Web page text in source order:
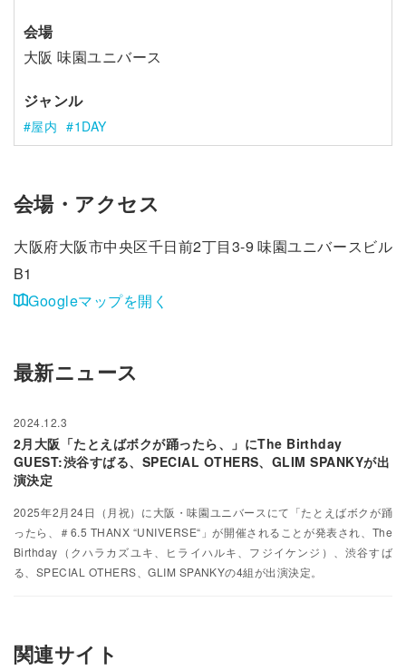
会場
大阪 味園ユニバース
ジャンル
屋内 1DAY
会場・アクセス
大阪府大阪市中央区千日前2丁目3-9 味園ユニバースビル
B1
Googleマップを開く
最新ニュース
2024.12.3
2月大阪「たとえばボクが踊ったら、」にThe Birthday
GUEST:渋谷すばる、SPECIAL OTHERS、GLIM SPANKYが出
演決定
2025年2月24日（月祝）に大阪・味園ユニバースにて「たとえばボクが踊
ったら、＃6.5 THANX “UNIVERSE“」が開催されることが発表され、The
Birthday（クハラカズユキ、ヒライハルキ、フジイケンジ）、渋谷すば
る、SPECIAL OTHERS、GLIM SPANKYの4組が出演決定。
関連サイト